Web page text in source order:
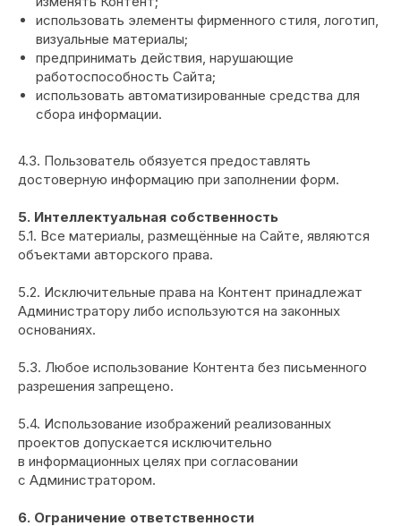
использовать элементы фирменного стиля, логотип,
визуальные материалы;
предпринимать действия, нарушающие
работоспособность Сайта;
использовать автоматизированные средства для
сбора информации.
4.3. Пользователь обязуется предоставлять
достоверную информацию при заполнении форм.
5. Интеллектуальная собственность
5.1. Все материалы, размещённые на Сайте, являются
объектами авторского права.
5.2. Исключительные права на Контент принадлежат
Администратору либо используются на законных
основаниях.
5.3. Любое использование Контента без письменного
разрешения запрещено.
5.4. Использование изображений реализованных
проектов допускается исключительно
в информационных целях при согласовании
с Администратором.
6. Ограничение ответственности